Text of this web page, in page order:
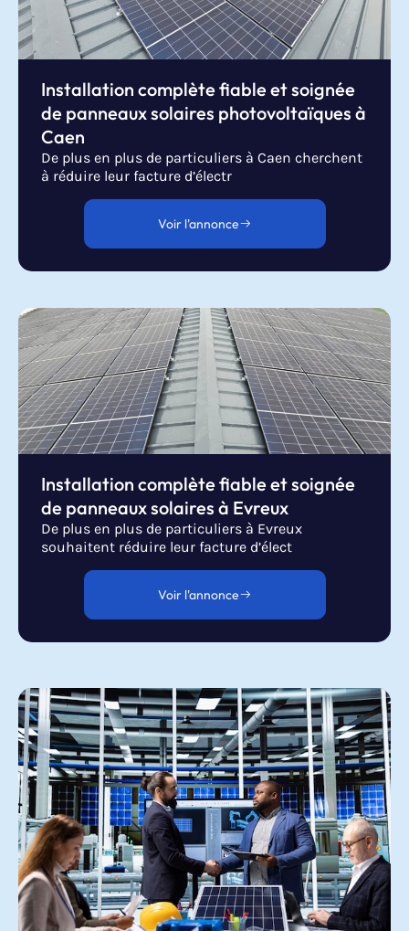
Installation complète fiable et soignée
de panneaux solaires photovoltaïques à
Caen
De plus en plus de particuliers à Caen cherchent
à réduire leur facture d’électr
Voir l'annonce
Installation complète fiable et soignée
de panneaux solaires à Evreux
De plus en plus de particuliers à Evreux
souhaitent réduire leur facture d’élect
Voir l'annonce